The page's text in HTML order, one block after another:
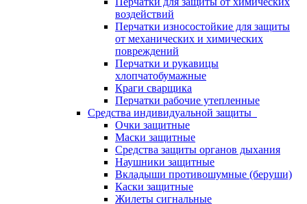
воздействий
Перчатки износостойкие для защиты
от механических и химических
повреждений
Перчатки и рукавицы
хлопчатобумажные
Краги сварщика
Перчатки рабочие утепленные
Средства индивидуальной защиты
Очки защитные
Маски защитные
Средства защиты органов дыхания
Наушники защитные
Вкладыши противошумные (беруши)
Каски защитные
Жилеты сигнальные